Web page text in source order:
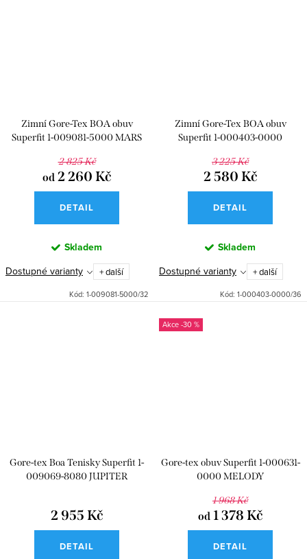
Zimní Gore-Tex BOA obuv
Superfit 1-009081-5000 MARS
2 825 Kč
od2 260 Kč
DETAIL
Skladem
Dostupné varianty
+ další
Kód: 1-009081-5000/32
Zimní Gore-Tex BOA obuv
Superfit 1-000403-0000
3 225 Kč
2 580 Kč
DETAIL
Skladem
Dostupné varianty
+ další
Kód: 1-000403-0000/36
Gore-tex Boa Tenisky Superfit 1-
009069-8080 JUPITER
2 955 Kč
DETAIL
-30 %
Gore-tex obuv Superfit 1-000631-
0000 MELODY
1 968 Kč
od 1 378 Kč
DETAIL